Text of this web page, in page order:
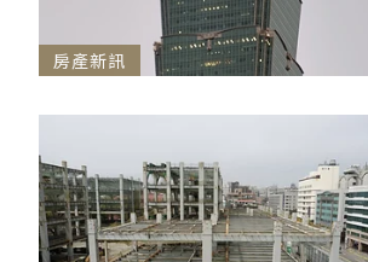
房產新訊